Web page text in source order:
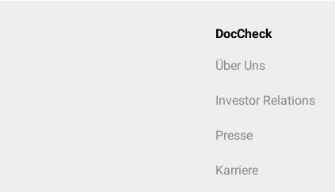
DocCheck
Über Uns
Investor Relations
Presse
Karriere